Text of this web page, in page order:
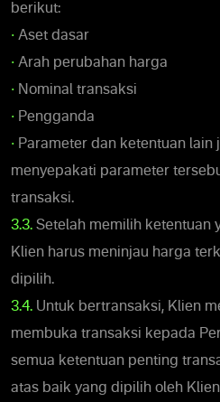
berikut:
• Aset dasar
• Arah perubahan harga
• Nominal transaksi
• Pengganda
• Parameter dan ketentuan
menyepakati parameter
transaksi.
3.3. Setelah memilih ketentuan
Klien harus meninjau harga
dipilih.
3.4. Untuk bertransaksi, Klien
membuka transaksi kepada
semua ketentuan penting
atas baik yang dipilih oleh